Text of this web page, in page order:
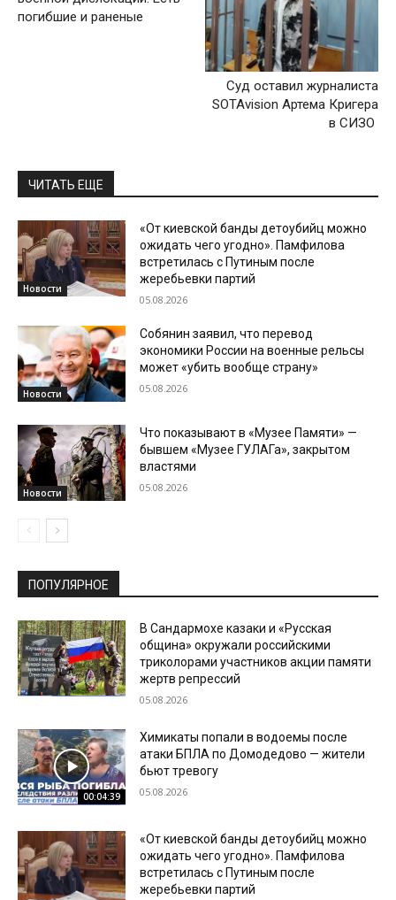
погибшие и раненые
Суд оставил журналиста
SOTAvision Артема Кригера
в СИЗО
ЧИТАТЬ ЕЩЕ
Новости
«От киевской банды детоубийц можно
ожидать чего угодно». Памфилова
встретилась с Путиным после
жеребьевки партий
05.08.2026
Новости
Собянин заявил, что перевод
экономики России на военные рельсы
может «убить вообще страну»
05.08.2026
Новости
Что показывают в «Музее Памяти» —
бывшем «Музее ГУЛАГа», закрытом
властями
05.08.2026
ПОПУЛЯРНОЕ
В Сандармохе казаки и «Русская
община» окружали российскими
триколорами участников акции памяти
жертв репрессий
05.08.2026
00:04:39
Химикаты попали в водоемы после
атаки БПЛА по Домодедово — жители
бьют тревогу
05.08.2026
«От киевской банды детоубийц можно
ожидать чего угодно». Памфилова
встретилась с Путиным после
жеребьевки партий